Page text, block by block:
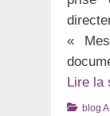
«
Lire la
blog